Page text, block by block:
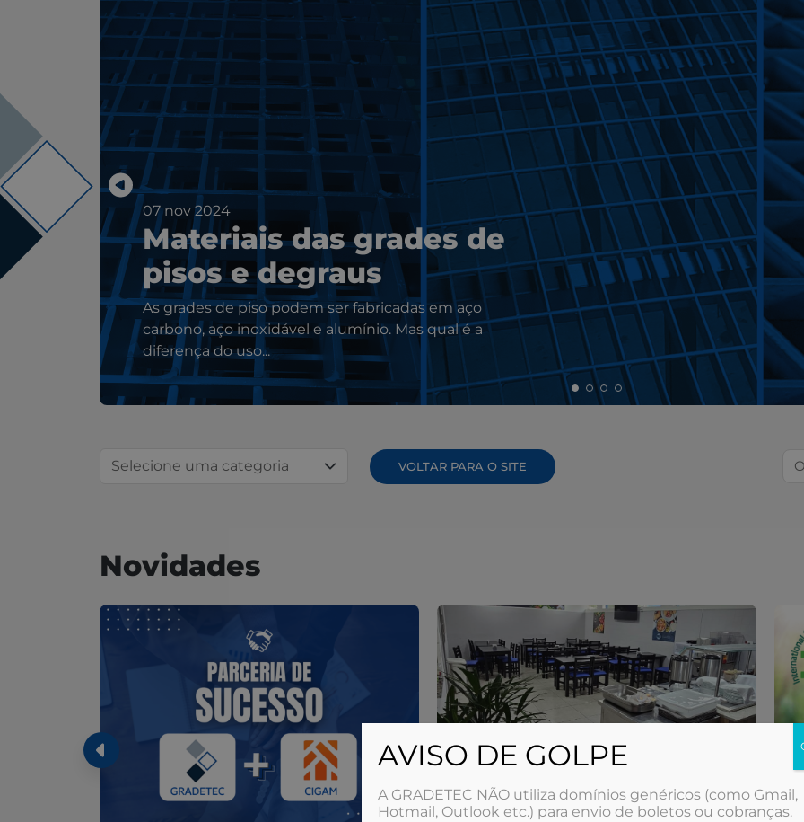
07 nov 2024
Materiais das grades de
pisos e degraus
As grades de piso podem ser fabricadas em aço
carbono, aço inoxidável e alumínio. Mas qual é a
diferença do uso...
VOLTAR PARA O SITE
Novidades
AVISO DE GOLPE
A GRADETEC NÃO utiliza domínios genéricos (como Gmail,
Hotmail, Outlook etc.) para envio de boletos ou cobranças.